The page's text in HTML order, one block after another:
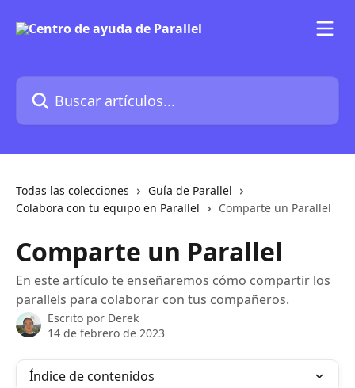
Buscar artículos...
Todas las colecciones
Guía de Parallel
Colabora con tu equipo en Parallel
Comparte un Parallel
Comparte un Parallel
En este artículo te enseñaremos cómo compartir los
parallels para colaborar con tus compañeros.
Escrito por Derek
14 de febrero de 2023
Índice de contenidos